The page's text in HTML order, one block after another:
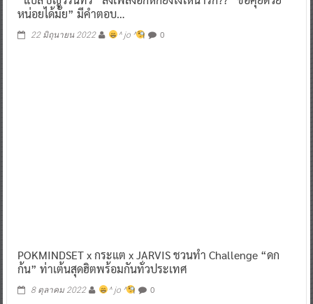
หน่อยได้มั้ย” มีคำตอบ…
22 มิถุนายน 2022 ^ jo ^ 0
POKMINDSET x กระแต x JARVIS ชวนทำ Challenge “ดก
ก้น” ท่าเต้นสุดฮิตพร้อมกันทั่วประเทศ
8 ตุลาคม 2022 ^ jo ^ 0